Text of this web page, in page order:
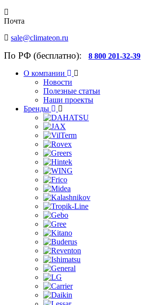
Почта
sale@climateon.ru
По РФ (бесплатно): 8 800 201-32-39
О компании
Новости
Полезные статьи
Наши проекты
Бренды